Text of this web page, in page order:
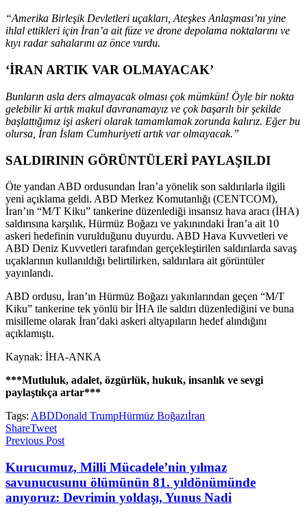
“Amerika Birleşik Devletleri uçakları, Ateşkes Anlaşması’nı yine
ihlal ettikleri için İran’a ait füze ve drone depolama noktalarını ve
kıyı radar sahalarını az önce vurdu.
‘İRAN ARTIK VAR OLMAYACAK’
Bunların asla ders almayacak olması çok mümkün! Öyle bir nokta
gelebilir ki artık makul davranamayız ve çok başarılı bir şekilde
başlattığımız işi askeri olarak tamamlamak zorunda kalırız. Eğer bu
olursa, İran İslam Cumhuriyeti artık var olmayacak.”
SALDIRININ GÖRÜNTÜLERİ PAYLAŞILDI
Öte yandan ABD ordusundan İran’a yönelik son saldırılarla ilgili
yeni açıklama geldi. ABD Merkez Komutanlığı (CENTCOM),
İran’ın “M/T Kiku” tankerine düzenlediği insansız hava aracı (İHA)
saldırısına karşılık, Hürmüz Boğazı ve yakınındaki İran’a ait 10
askeri hedefinin vurulduğunu duyurdu. ABD Hava Kuvvetleri ve
ABD Deniz Kuvvetleri tarafından gerçekleştirilen saldırılarda savaş
uçaklarının kullanıldığı belirtilirken, saldırılara ait görüntüler
yayınlandı.
ABD ordusu, İran’ın Hürmüz Boğazı yakınlarından geçen “M/T
Kiku” tankerine tek yönlü bir İHA ile saldırı düzenlediğini ve buna
misilleme olarak İran’daki askeri altyapıların hedef alındığını
açıklamıştı.
Kaynak: İHA-ANKA
***Mutluluk, adalet, özgürlük, hukuk, insanlık ve sevgi
paylaştıkça artar***
Tags: ABDDonald TrumpHürmüz Boğazıİran
ShareTweet
Previous Post
Kurucumuz, Milli Mücadele’nin yılmaz
savunucusunu ölümünün 81. yıldönümünde
anıyoruz: Devrimin yoldaşı, Yunus Nadi